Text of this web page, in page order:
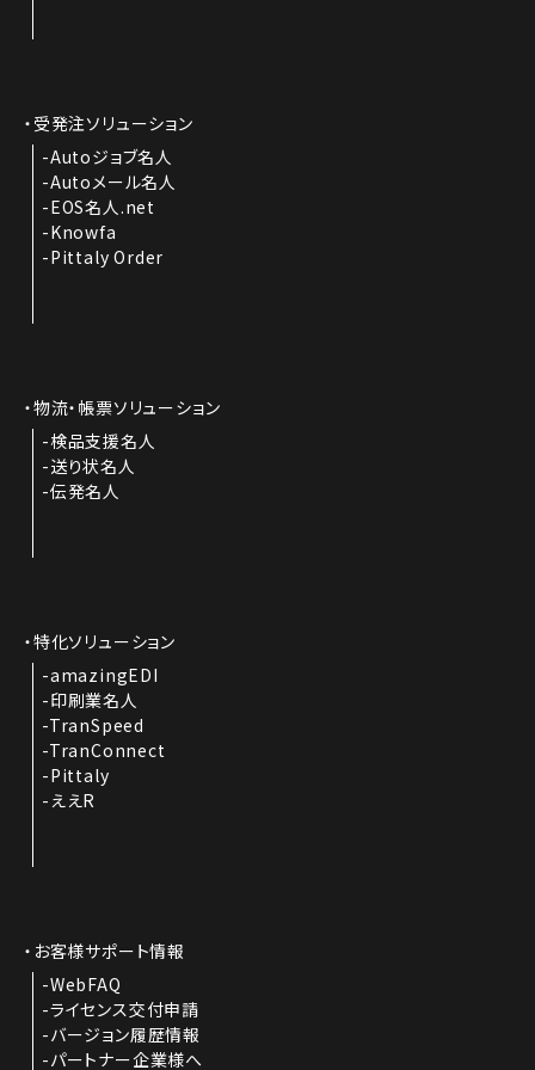
受発注ソリューション
Autoジョブ名人
Autoメール名人
EOS名人.net
Knowfa
Pittaly Order
物流・帳票ソリューション
検品支援名人
送り状名人
伝発名人
特化ソリューション
amazingEDI
印刷業名人
TranSpeed
TranConnect
Pittaly
ええR
お客様サポート情報
WebFAQ
ライセンス交付申請
バージョン履歴情報
パートナー企業様へ